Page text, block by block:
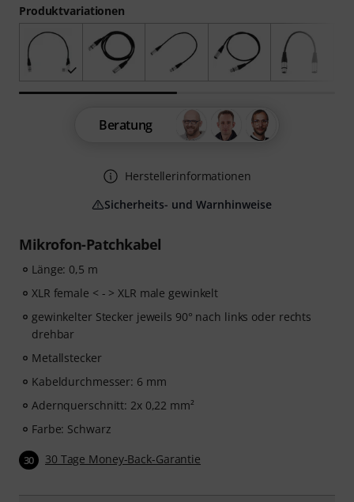
Mikrofon-Patchkabel
Länge: 0,5 m
XLR female < - > XLR male gewinkelt
gewinkelter Stecker jeweils 90° nach links oder rechts
drehbar
Metallstecker
Kabeldurchmesser: 6 mm
Adernquerschnitt: 2x 0,22 mm²
Farbe: Schwarz
30 30 Tage Money-Back-Garantie
Produktvariationen
Beratung
Herstellerinformationen
Sicherheits- und Warnhinweise